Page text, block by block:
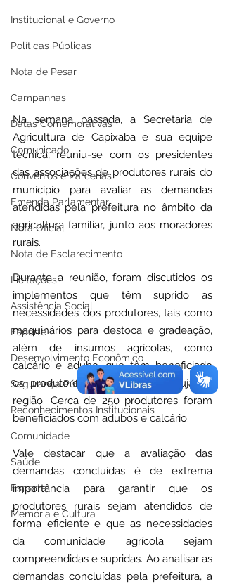
Institucional e Governo
Políticas Públicas
Nota de Pesar
Campanhas
Datas Comemorativas
Comunicado
Convênios e Parcerias
Emenda Parlamentar
Nota Oficial
Nota de Esclarecimento
Licitações
Assistência Social
Esporte
Desenvolvimento Econômico
Segurança Pública
Reconhecimentos Institucionais
Comunidade
Saúde
Esporte
Memória e Cultura
Na semana passada, a Secretaria de
Agricultura de Capixaba e sua equipe
técnica, reuniu-se com os presidentes
das associações de produtores rurais do
município para avaliar as demandas
atendidas pela prefeitura no âmbito da
agricultura familiar, junto aos moradores
rurais.
Durante a reunião, foram discutidos os
implementos que têm suprido as
necessidades dos produtores, tais como
maquinários para destoca e gradeação,
além de insumos agrícolas, como
calcário e adubo, que têm beneficiado
os produtores de café e maracujá da
região. Cerca de 250 produtores foram
beneficiados com adubos e calcário.
Vale destacar que a avaliação das
demandas concluídas é de extrema
importância para garantir que os
produtores rurais sejam atendidos de
forma eficiente e que as necessidades
da comunidade agrícola sejam
compreendidas e supridas. Ao analisar as
demandas concluídas pela prefeitura, a